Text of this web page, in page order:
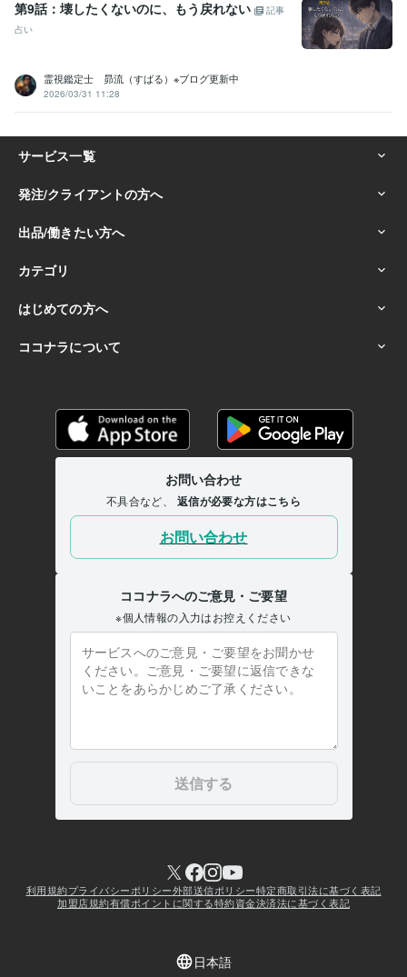
第9話：壊したくないのに、もう戻れない
記事
占い
霊視鑑定士 昴流（すばる）※ブログ更新中
2026/03/31 11:28